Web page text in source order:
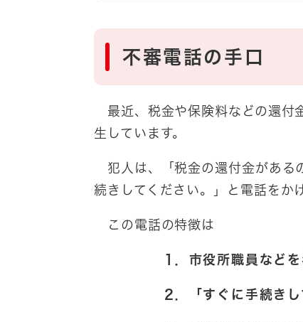
不審電話の手口
最近、税金や保険料などの還付
生しています。
犯人は、「税金の還付金がある
続きしてください。」と電話をか
この電話の特徴は
1．市役所職員などを名
2．「すぐに手続きしてく